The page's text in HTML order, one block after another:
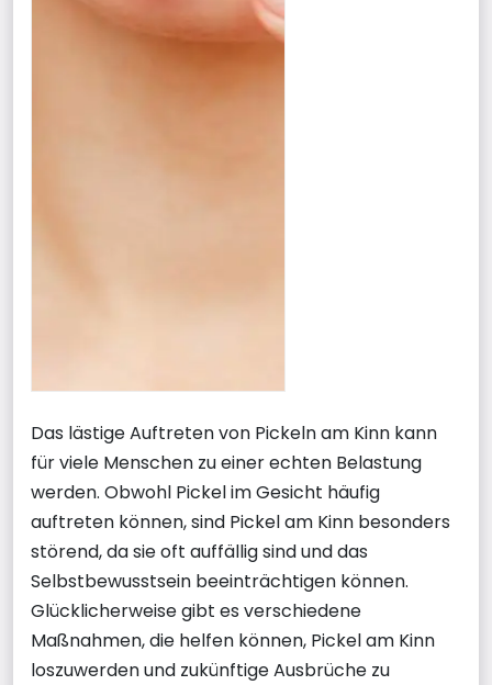
Das lästige Auftreten von Pickeln am Kinn kann
für viele Menschen zu einer echten Belastung
werden. Obwohl Pickel im Gesicht häufig
auftreten können, sind Pickel am Kinn besonders
störend, da sie oft auffällig sind und das
Selbstbewusstsein beeinträchtigen können.
Glücklicherweise gibt es verschiedene
Maßnahmen, die helfen können, Pickel am Kinn
loszuwerden und zukünftige Ausbrüche zu